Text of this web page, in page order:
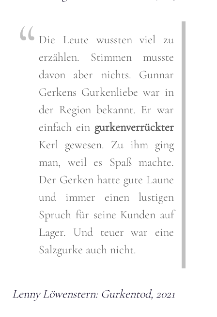
Die Leute wussten viel zu
erzählen. Stimmen musste
davon aber nichts. Gunnar
Gerkens Gurkenliebe war in
der Region bekannt. Er war
einfach ein gurkenverrückter
Kerl gewesen. Zu ihm ging
man, weil es Spaß machte.
Der Gerken hatte gute Laune
und immer einen lustigen
Spruch für seine Kunden auf
Lager. Und teuer war eine
Salzgurke auch nicht.
Lenny Löwenstern: Gurkentod, 2021